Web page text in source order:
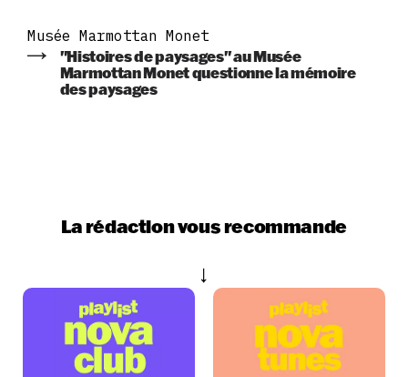
Musée Marmottan Monet
"Histoires de paysages" au Musée
Marmottan Monet questionne la mémoire
des paysages
La rédaction vous recommande